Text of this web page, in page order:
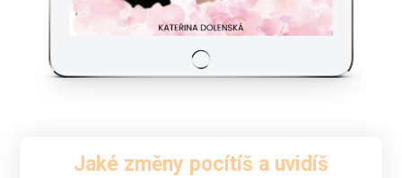
Jaké změny pocítíš a uvidíš